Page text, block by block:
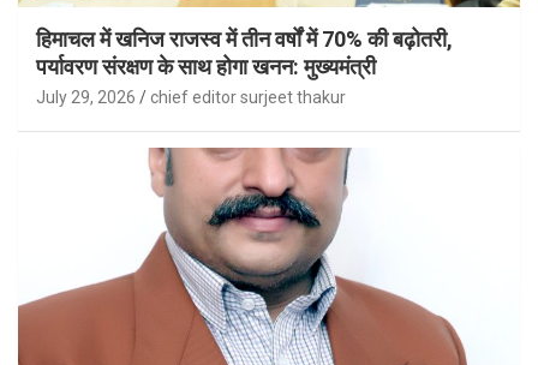
हिमाचल में खनिज राजस्व में तीन वर्षों में 70% की बढ़ोतरी,
पर्यावरण संरक्षण के साथ होगा खनन: मुख्यमंत्री
July 29, 2026 chief editor surjeet thakur